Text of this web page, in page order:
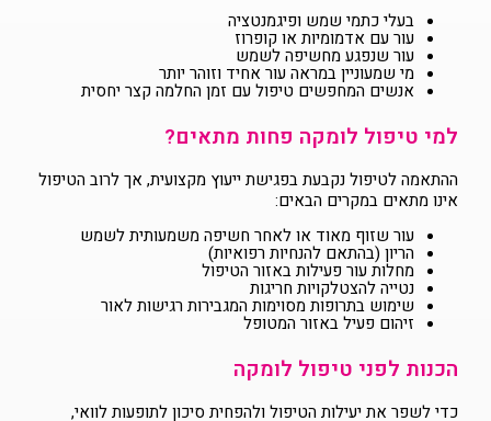
בעלי כתמי שמש ופיגמנטציה
עור עם אדמומיות או קופרוז
עור שנפגע מחשיפה לשמש
מי שמעוניין במראה עור אחיד וזוהר יותר
אנשים המחפשים טיפול עם זמן החלמה קצר יחסית
למי טיפול לומקה פחות מתאים?
ההתאמה לטיפול נקבעת בפגישת ייעוץ מקצועית, אך לרוב הטיפול
אינו מתאים במקרים הבאים:
עור שזוף מאוד או לאחר חשיפה משמעותית לשמש
הריון (בהתאם להנחיות רפואיות)
מחלות עור פעילות באזור הטיפול
נטייה להצטלקויות חריגות
שימוש בתרופות מסוימות המגבירות רגישות לאור
זיהום פעיל באזור המטופל
הכנות לפני טיפול לומקה
כדי לשפר את יעילות הטיפול ולהפחית סיכון לתופעות לוואי,